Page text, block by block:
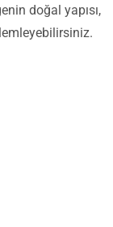
doğal yapısı,